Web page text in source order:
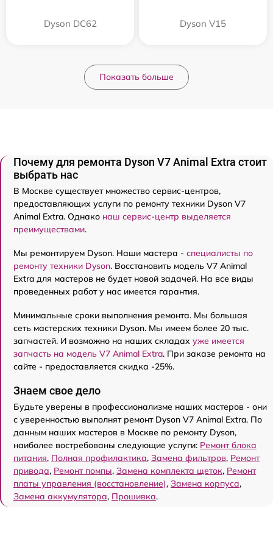
Dyson DC62 Dyson V15
Показать больше
Почему для ремонта Dyson V7 Animal Extra стоит
выбрать нас
В Москве существует множество сервис-центров,
предоставляющих услуги по ремонту техники Dyson V7
Animal Extra. Однако наш сервис-центр выделяется
преимуществами.
Мы ремонтируем Dyson. Наши мастера - специалисты по
ремонту техники Dyson. Восстановить модель V7 Animal
Extra для мастеров не будет новой задачей. На все виды
проведенных работ у нас имеется гарантия.
Минимальные сроки выполнения ремонта. Мы большая
сеть мастерских техники Dyson. Мы имеем более 20 тыс.
запчастей. И возможно на наших складах уже имеется
запчасть на модель V7 Animal Extra. При заказе ремонта на
сайте - предоставляется скидка -25%.
Знаем свое дело
Будьте уверены в профессионализме наших мастеров - они
с уверенностью выполнят ремонт Dyson V7 Animal Extra. По
данным наших мастеров в Москве по ремонту Dyson,
наиболее востребованы следующие услуги: Ремонт блока
питания, Полная профилактика, Замена фильтров, Ремонт
привода, Ремонт помпы, Замена комплекта щеток, Ремонт
платы управления (восстановление), Замена корпуса,
Замена аккумулятора, Прошивка.